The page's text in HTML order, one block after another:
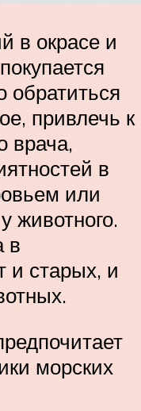
в окрасе и
обратиться
привлечь к
врача,
в
или
животного.
в
и старых, и
морских